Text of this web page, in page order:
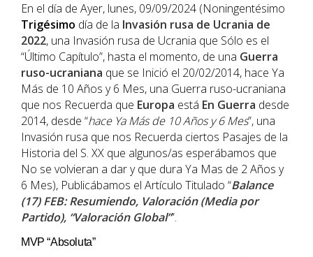
En el día de Ayer, lunes, 09/09/2024 (Noningentésimo
Trigésimo día de la Invasión rusa de Ucrania de
2022, una Invasión rusa de Ucrania que Sólo es el
“Último Capítulo”, hasta el momento, de una Guerra
ruso-ucraniana que se Inició el 20/02/2014, hace Ya
Más de 10 Años y 6 Mes, una Guerra ruso-ucraniana
que nos Recuerda que Europa está En Guerra desde
2014, desde “hace Ya Más de 10 Años y 6 Mes”, una
Invasión rusa que nos Recuerda ciertos Pasajes de la
Historia del S. XX que algunos/as esperábamos que
No se volvieran a dar y que dura Ya Mas de 2 Años y
6 Mes), Publicábamos el Artículo Titulado “Balance
(17) FEB: Resumiendo, Valoración (Media por
Partido), “Valoración Global””.
MVP “Absoluta”